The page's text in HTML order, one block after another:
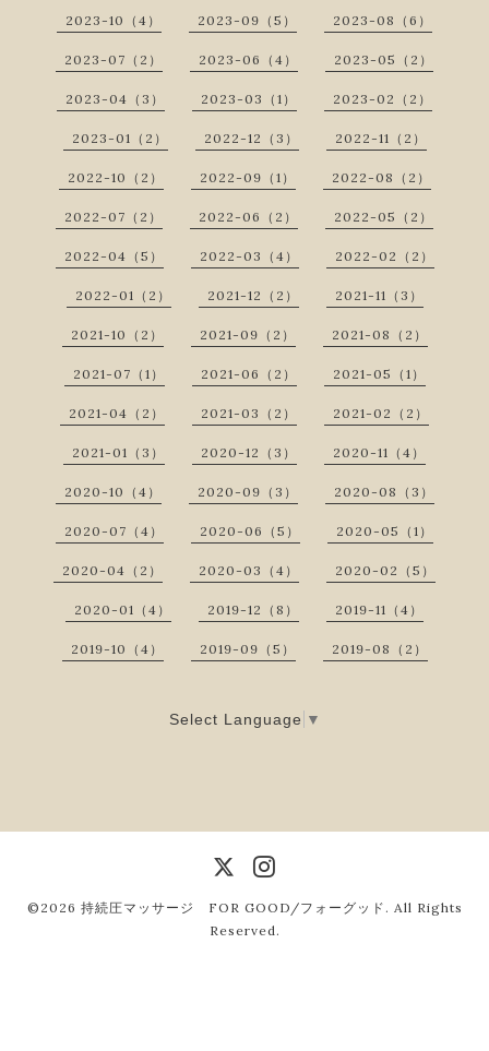
2023-10（4） 2023-09（5） 2023-08（6）
2023-07（2） 2023-06（4） 2023-05（2）
2023-04（3） 2023-03（1） 2023-02（2）
2023-01（2） 2022-12（3） 2022-11（2）
2022-10（2） 2022-09（1） 2022-08（2）
2022-07（2） 2022-06（2） 2022-05（2）
2022-04（5） 2022-03（4） 2022-02（2）
2022-01（2） 2021-12（2） 2021-11（3）
2021-10（2） 2021-09（2） 2021-08（2）
2021-07（1） 2021-06（2） 2021-05（1）
2021-04（2） 2021-03（2） 2021-02（2）
2021-01（3） 2020-12（3） 2020-11（4）
2020-10（4） 2020-09（3） 2020-08（3）
2020-07（4） 2020-06（5） 2020-05（1）
2020-04（2） 2020-03（4） 2020-02（5）
2020-01（4） 2019-12（8） 2019-11（4）
2019-10（4） 2019-09（5） 2019-08（2）
Select Language ▼
©2026 持続圧マッサージ FOR GOOD/フォーグッド . All Rights
Reserved.